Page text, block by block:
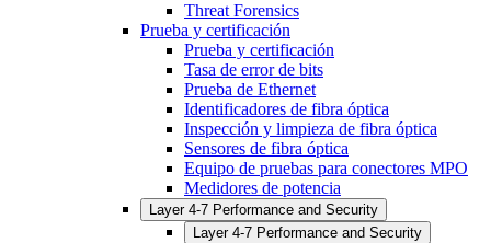
Threat Forensics
Prueba y certificación
Prueba y certificación
Tasa de error de bits
Prueba de Ethernet
Identificadores de fibra óptica
Inspección y limpieza de fibra óptica
Sensores de fibra óptica
Equipo de pruebas para conectores MPO
Medidores de potencia
Layer 4-7 Performance and Security
Layer 4-7 Performance and Security